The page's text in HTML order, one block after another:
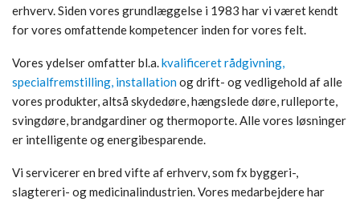
erhverv. Siden vores grundlæggelse i 1983 har vi været kendt
for vores omfattende kompetencer inden for vores felt.
Vores ydelser omfatter bl.a.kvalificeret rådgivning,
specialfremstilling, installationog drift- og vedligehold af alle
vores produkter, altså skydedøre, hængslede døre, rulleporte,
svingdøre, brandgardiner og thermoporte. Alle vores løsninger
er intelligente og energibesparende.
Vi servicerer en bred vifte af erhverv, som fx byggeri-,
slagtereri- og medicinalindustrien. Vores medarbejdere har